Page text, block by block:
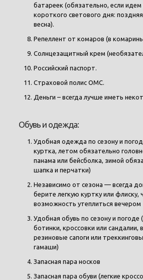
батареек (обязательно, если
короткого светового дня:
весна).
Репеллент от комаров (в
Солнцезащитный крем
Российский паспорт.
Страховой полис ОМС.
Деньги – всегда лучше иметь
Обувь и одежда:
Удобная одежда по сезону и
куртка, летом обязательно
панама или бейсболка, зимой
шапка и перчатки)
Независимо от сезона — всегда
берите легкую куртку или
возможность утеплиться вечером
Удобная обувь по сезону и погоде
ботинки, кроссовки или сандалии,
резиновые сапоги или
гамаши)
Запасная пара носков
Запасная пара обуви (легкие